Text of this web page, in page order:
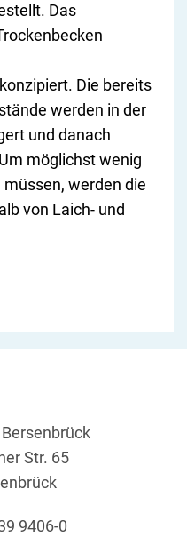
Das
Die bereits
werden in der
und danach
möglichst wenig
werden die
von Laich- und
Str. 65
9406-0